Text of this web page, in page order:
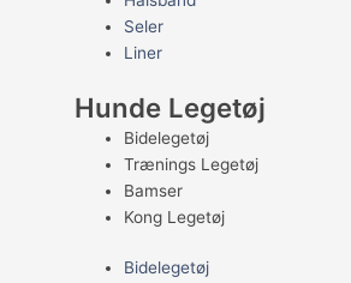
Seler
Liner
Hunde Legetøj
Bidelegetøj
Trænings Legetøj
Bamser
Kong Legetøj
Bidelegetøj